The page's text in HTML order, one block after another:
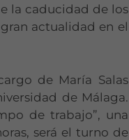
la caducidad de los
actualidad en el
de María Salas
de Málaga.
de trabajo”, una
será el turno de